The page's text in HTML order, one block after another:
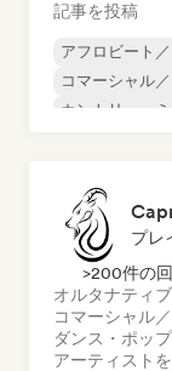
記事を投稿
アフロビート
コマーシャル
カントリー・
プレ
>200件の
オルタナティ
コマーシャル
ダンス・ポップ
アーティスト